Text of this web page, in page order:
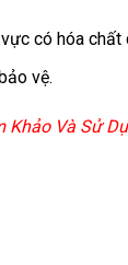
có hóa chất
vệ.
Và Sử